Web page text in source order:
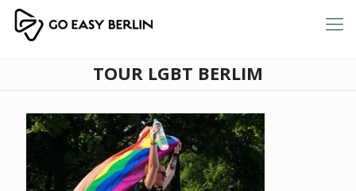
TOUR LGBT BERLIM